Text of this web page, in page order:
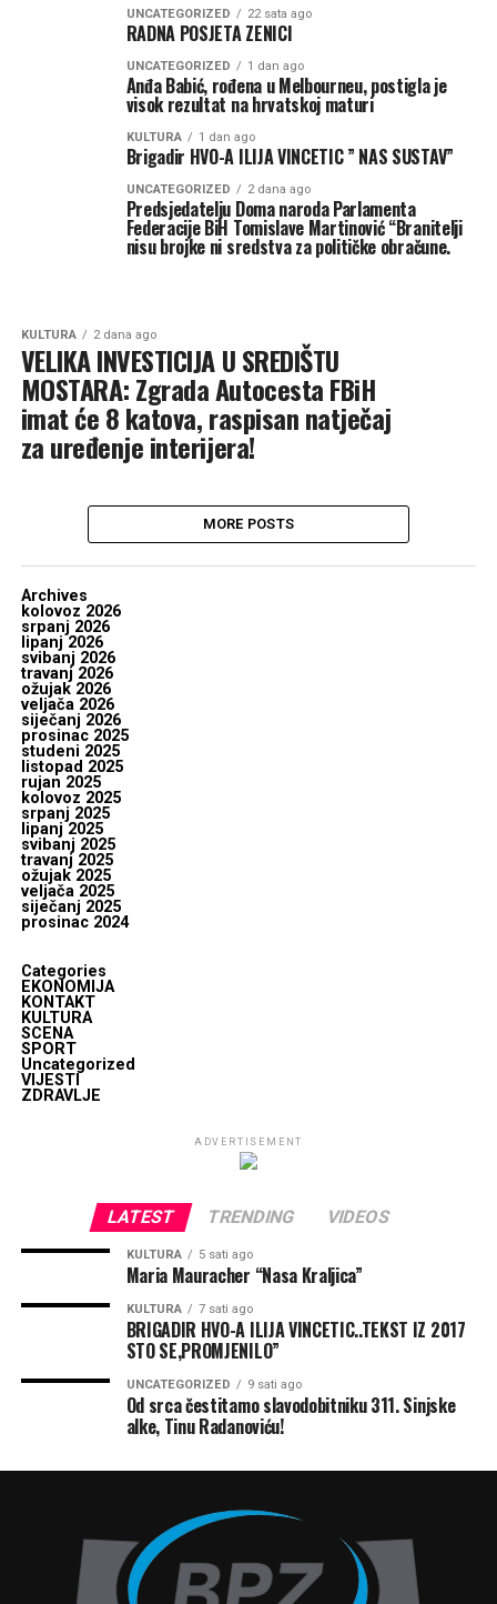
UNCATEGORIZED 22 sata ago
RADNA POSJETA ZENICI
UNCATEGORIZED 1 dan ago
Anđa Babić, rođena u Melbourneu, postigla je
visok rezultat na hrvatskoj maturi
KULTURA 1 dan ago
Brigadir HVO-A ILIJA VINCETIC ” NAS SUSTAV”
UNCATEGORIZED 2 dana ago
Predsjedatelju Doma naroda Parlamenta
Federacije BiH Tomislave Martinović “Branitelji
nisu brojke ni sredstva za političke obračune.
KULTURA 2 dana ago
VELIKA INVESTICIJA U SREDIŠTU
MOSTARA: Zgrada Autocesta FBiH
imat će 8 katova, raspisan natječaj
za uređenje interijera!
MORE POSTS
Archives
kolovoz 2026
srpanj 2026
lipanj 2026
svibanj 2026
travanj 2026
ožujak 2026
veljača 2026
siječanj 2026
prosinac 2025
studeni 2025
listopad 2025
rujan 2025
kolovoz 2025
srpanj 2025
lipanj 2025
svibanj 2025
travanj 2025
ožujak 2025
veljača 2025
siječanj 2025
prosinac 2024
Categories
EKONOMIJA
KONTAKT
KULTURA
SCENA
SPORT
Uncategorized
VIJESTI
ZDRAVLJE
ADVERTISEMENT
LATEST TRENDING VIDEOS
KULTURA 5 sati ago
Maria Mauracher “Nasa Kraljica”
KULTURA 7 sati ago
BRIGADIR HVO-A ILIJA VINCETIC..TEKST IZ 2017
STO SE,PROMJENILO”
UNCATEGORIZED 9 sati ago
Od srca čestitamo slavodobitniku 311. Sinjske
alke, Tinu Radanoviću!